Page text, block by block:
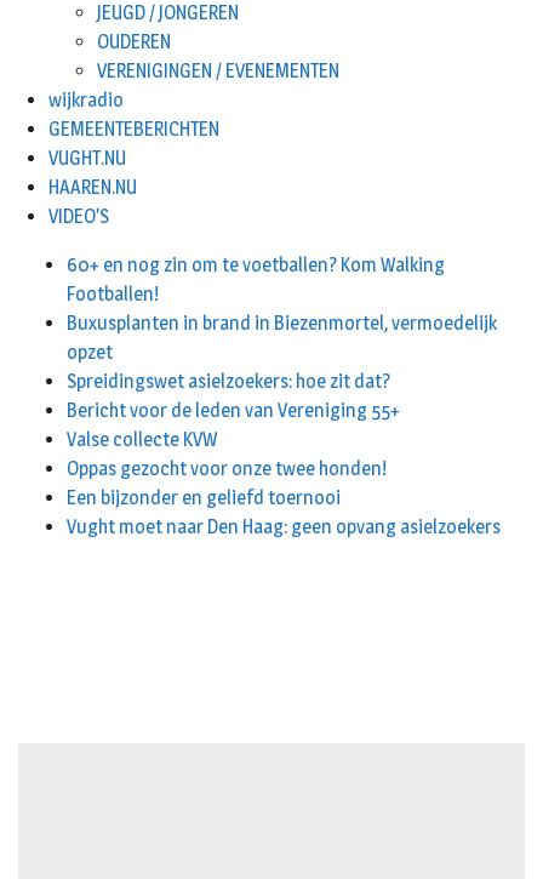
JEUGD / JONGEREN
OUDEREN
VERENIGINGEN / EVENEMENTEN
wijkradio
GEMEENTEBERICHTEN
VUGHT.NU
HAAREN.NU
VIDEO’S
60+ en nog zin om te voetballen? Kom Walking
Footballen!
Buxusplanten in brand in Biezenmortel, vermoedelijk
opzet
Spreidingswet asielzoekers: hoe zit dat?
Bericht voor de leden van Vereniging 55+
Valse collecte KVW
Oppas gezocht voor onze twee honden!
Een bijzonder en geliefd toernooi
Vught moet naar Den Haag: geen opvang asielzoekers